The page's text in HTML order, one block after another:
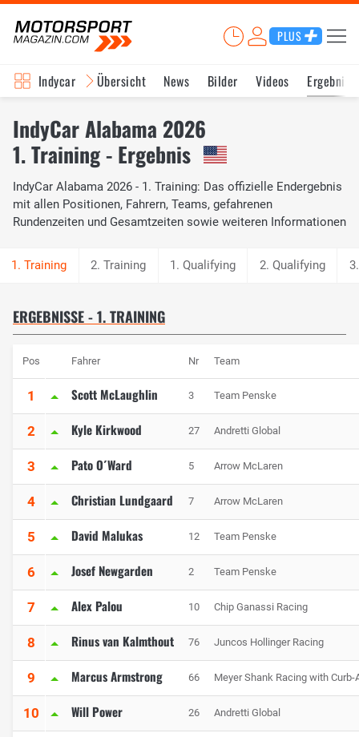
PLUS
Indycar Übersicht News Bilder Videos
IndyCar Alabama 2026
1. Training - Ergebnis
IndyCar Alabama 2026 - 1. Training: Das offizielle Endergebnis
mit allen Positionen, Fahrern, Teams, gefahrenen
Rundenzeiten und Gesamtzeiten sowie weiteren Informationen
2. Training 1. Qualifying 2. Qualifying
ERGEBNISSE - 1. TRAINING
Pos Fahrer Nr Team
1 Scott McLaughlin 3 Team Penske
2 Kyle Kirkwood 27 Andretti Global
3 Pato O´Ward 5 Arrow McLaren
4 Christian Lundgaard 7 Arrow McLaren
5 David Malukas 12 Team Penske
6 Josef Newgarden 2 Team Penske
7 Alex Palou 10 Chip Ganassi Racing
8 Rinus van Kalmthout 76 Juncos Hollinger Racing
9 Marcus Armstrong 66 Meyer Shank Racing with Curb-
10 Will Power 26 Andretti Global